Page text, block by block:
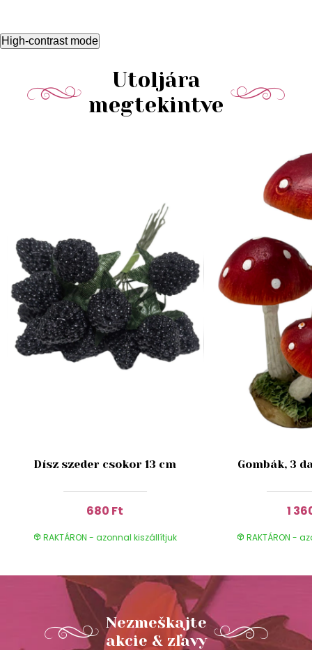
High-contrast mode
Utoljára
megtekintve
Dísz szeder csokor 13 cm
680 Ft
RAKTÁRON - azonnal kiszállítjuk
Gombák, 3
1
RAKTÁRON -
Nezmeškajte
akcie & zľavy